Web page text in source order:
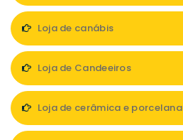
Loja de canábis
Loja de Candeeiros
Loja de cerâmica e porcelana